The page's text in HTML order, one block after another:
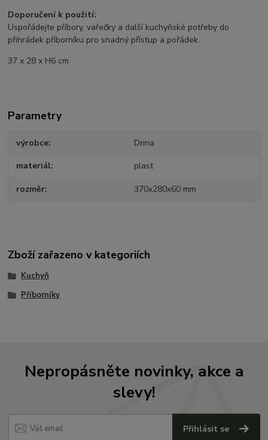
Doporučení k použití:
Uspořádejte příbory, vařečky a další kuchyňské potřeby do
přihrádek příborníku pro snadný přístup a pořádek.
37 x 28 x H6 cm
Parametry
výrobce Drina
materiál plast
rozměr 370x280x60 mm
Zboží zařazeno v kategoriích
Kuchyň
Příborníky
Nepropásněte novinky, akce a
slevy!
Přihlásit se